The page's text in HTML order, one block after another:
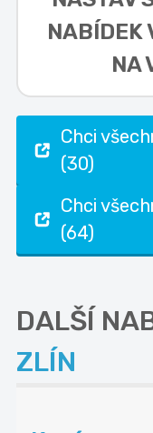
NABÍDEK
NA
Chci
(30)
Chci
(64)
DALŠÍ
ZLÍN